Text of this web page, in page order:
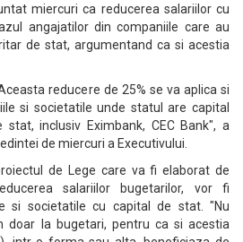
miercuri ca reducerea salariilor cu
angajatilor din companiile care au
de stat, argumentand ca si acestia
reducere de 25% se va aplica si
si societatile unde statul are capital
inclusiv Eximbank, CEC Bank", a
de miercuri a Executivului.
de Lege care va fi elaborat de
salariilor bugetarilor, vor fi
si societatile cu capital de stat. "Nu
doar la bugetari, pentru ca si acestia